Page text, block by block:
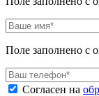
Поле заполнено с
Согласен на